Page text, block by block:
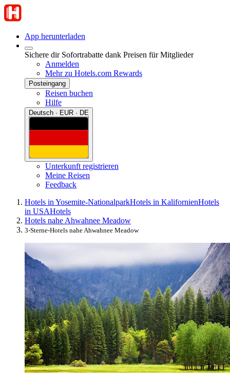
App herunterladen
Sichere dir Sofortrabatte dank Preisen für Mitglieder
Anmelden
Mehr zu Hotels.com Rewards
Posteingang
Reisen buchen
Hilfe
Deutsch · EUR · DE
Unterkunft registrieren
Meine Reisen
Feedback
Hotels in Yosemite-NationalparkHotels in KalifornienHotels
in USAHotels
Hotels nahe Ahwahnee Meadow
3-Sterne-Hotels nahe Ahwahnee Meadow